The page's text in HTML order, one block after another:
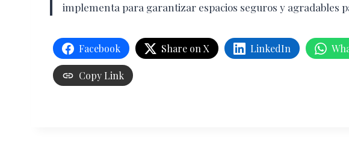
implementa para garantizar espacios seguros y agradables
Facebook Share on X LinkedIn
Copy Link